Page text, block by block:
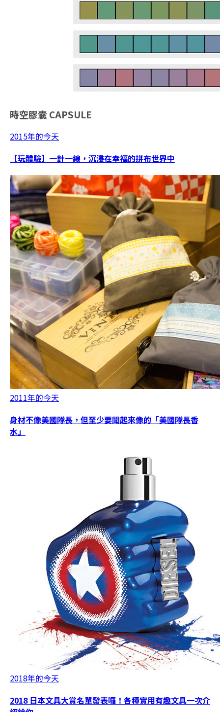
時空膠囊 CAPSULE
2015年的今天
【玩體驗】一針一線，沉浸在幸福的拼布世界中
2011年的今天
身材不像美國隊長，但至少要聞起來像的「美國隊長香
水」
2018年的今天
2018 日本文具大賞名單發表囉！各種實用有趣文具一次介